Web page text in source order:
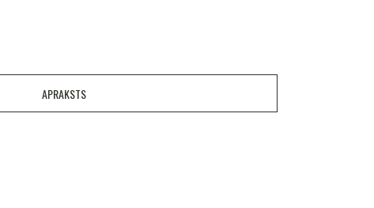
APRAKSTS